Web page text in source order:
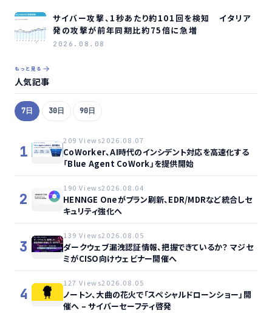
サイバー攻撃、1秒あたり約101回を検知 イタリア
発の攻撃が前年同期比約75倍に急増
2026.08.08
もっと見る
人気記事
7日 30日 90日
1
209 Views2026.08.07
CoWorker、AI時代のインシデント対応を高速化する
「Blue Agent CoWork」を提供開始
2
190 Views2026.08.04
HENNGE Oneがプラン刷新、EDR/MDRなど統合しセ
キュリティ強化へ
3
139 Views2026.08.05
ダークウェブ漏洩認証情報、把握できているか？ マジセ
ミがCISO向けウェビナー開催へ
4
127 Views2026.08.05
ノートン、大曲の花火で「スペシャルドローンショー」開
催へ – サイバーセーフティ啓発